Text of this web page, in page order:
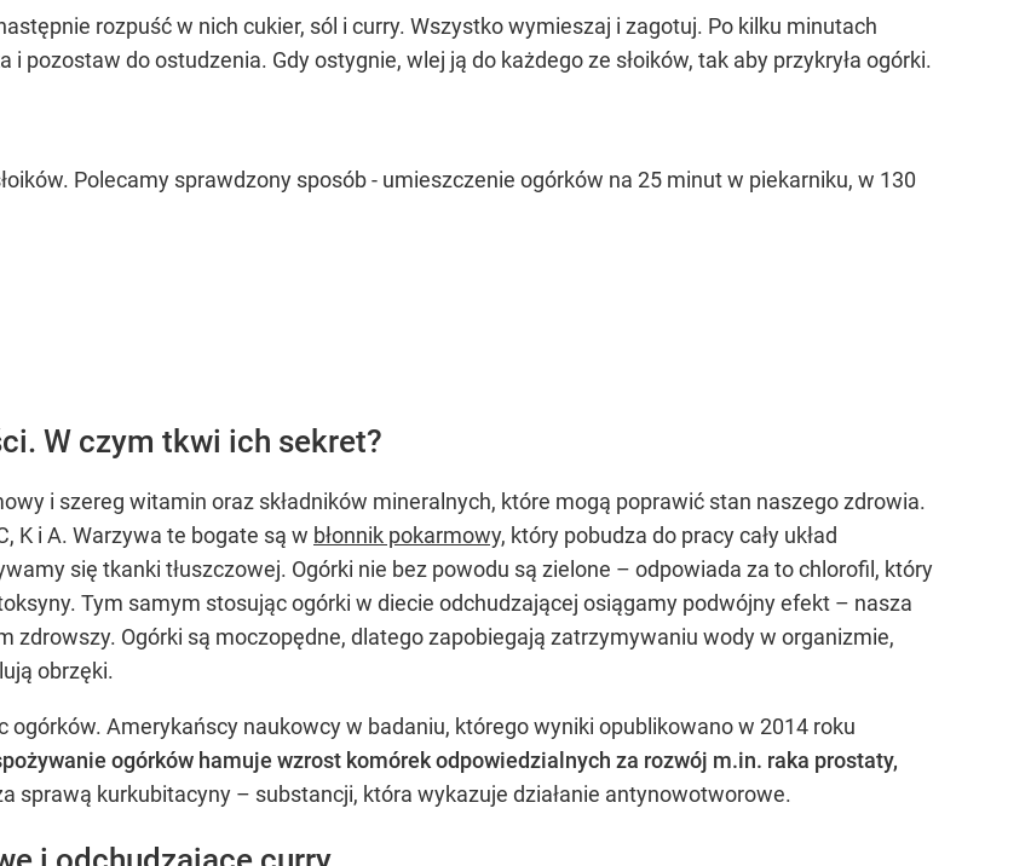
rozpuść w nich cukier, sól i curry. Wszystko wymieszaj i zagotuj. Po kilku minutach
pozostaw do ostudzenia. Gdy ostygnie, wlej ją do każdego ze słoików, tak aby przykryła ogórki.
Polecamy sprawdzony sposób - umieszczenie ogórków na 25 minut w piekarniku, w 130
W czym tkwi ich sekret?
i szereg witamin oraz składników mineralnych, które mogą poprawić stan naszego zdrowia.
K i A. Warzywa te bogate są w błonnik pokarmowy, który pobudza do pracy cały układ
się tkanki tłuszczowej. Ogórki nie bez powodu są zielone – odpowiada za to chlorofil, który
Tym samym stosując ogórki w diecie odchudzającej osiągamy podwójny efekt – nasza
zdrowszy. Ogórki są moczopędne, dlatego zapobiegają zatrzymywaniu wody w organizmie,
obrzęki.
Amerykańscy naukowcy w badaniu, którego wyniki opublikowano w 2014 roku
ogórków hamuje wzrost komórek odpowiedzialnych za rozwój m.in. raka prostaty,
sprawą kurkubitacyny – substancji, która wykazuje działanie antynowotworowe.